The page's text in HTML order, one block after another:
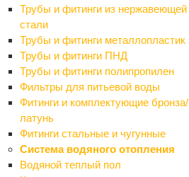
Трубы и фитинги из нержавеющей
стали
Трубы и фитинги металлопластик
Трубы и фитинги ПНД
Трубы и фитинги полипропилен
Фильтры для питьевой воды
Фитинги и комплектующие бронза/
латунь
Фитинги стальные и чугунные
Система водяного отопления
Водяной теплый пол
Подвесные светильники
Сетки
Назад
Сетки
Сетки для затенения
Сетки ПВС кладочные
Сетки дорожные
Сетки ПВС штукатурные